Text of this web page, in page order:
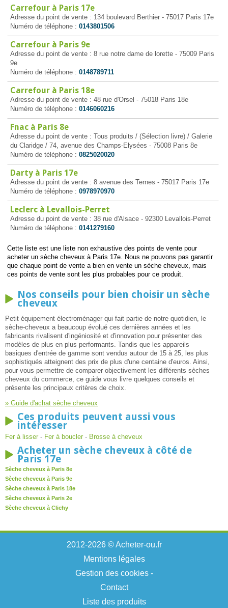
Carrefour à Paris 17e
Adresse du point de vente : 134 boulevard Berthier - 75017 Paris 17e
Numéro de téléphone : 0143801506
Carrefour à Paris 9e
Adresse du point de vente : 8 rue notre dame de lorette - 75009 Paris
9e
Numéro de téléphone : 0148789711
Carrefour à Paris 18e
Adresse du point de vente : 48 rue d'Orsel - 75018 Paris 18e
Numéro de téléphone : 0146060216
Fnac à Paris 8e
Adresse du point de vente : Tous produits / (Sélection livre) / Galerie
du Claridge / 74, avenue des Champs-Elysées - 75008 Paris 8e
Numéro de téléphone : 0825020020
Darty à Paris 17e
Adresse du point de vente : 8 avenue des Ternes - 75017 Paris 17e
Numéro de téléphone : 0978970970
Leclerc à Levallois-Perret
Adresse du point de vente : 38 rue d'Alsace - 92300 Levallois-Perret
Numéro de téléphone : 0141279160
Cette liste est une liste non exhaustive des points de vente pour
acheter un sèche cheveux à Paris 17e. Nous ne pouvons pas garantir
que chaque point de vente a bien en vente un sèche cheveux, mais
ces points de vente sont les plus probables pour ce produit.
Nos conseils pour bien choisir un sèche
cheveux
Petit équipement électroménager qui fait partie de notre quotidien, le
sèche-cheveux a beaucoup évolué ces dernières années et les
fabricants rivalisent d'ingéniosité et d'innovation pour présenter des
modèles de plus en plus performants. Tandis que les appareils
basiques d'entrée de gamme sont vendus autour de 15 à 25, les plus
sophistiqués atteignent des prix de plus d'une centaine d'euros. Ainsi,
pour vous permettre de comparer objectivement les différents sèches
cheveux du commerce, ce guide vous livre quelques conseils et
présente les principaux critères de choix.
» Guide d'achat sèche cheveux
Ces produits peuvent aussi vous
intéresser
Fer à lisser - Fer à boucler - Brosse à cheveux
Acheter un sèche cheveux à côté de
Paris 17e
Sèche cheveux à Paris 8e
Sèche cheveux à Paris 9e
Sèche cheveux à Paris 18e
Sèche cheveux à Paris 2e
Sèche cheveux à Clichy
2012-2026 © Acheter-ou.fr
Mentions légales
Gestion des cookies-
Contact
Liste des produits